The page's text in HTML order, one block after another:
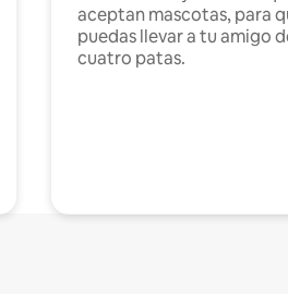
aceptan mascotas, para
puedas llevar a tu amigo
cuatro patas.